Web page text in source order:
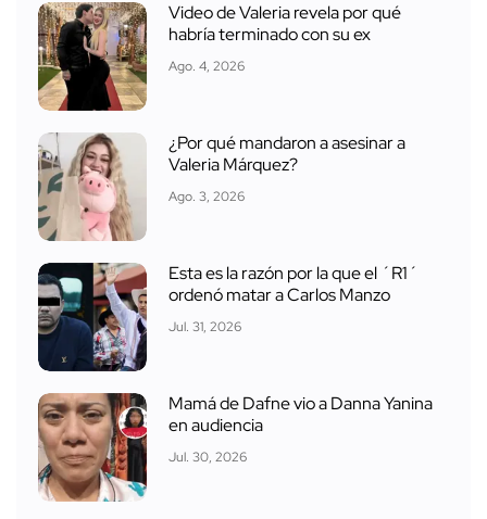
Video de Valeria revela por qué
habría terminado con su ex
Ago. 4, 2026
¿Por qué mandaron a asesinar a
Valeria Márquez?
Ago. 3, 2026
Esta es la razón por la que el ´R1´
ordenó matar a Carlos Manzo
Jul. 31, 2026
Mamá de Dafne vio a Danna Yanina
en audiencia
Jul. 30, 2026